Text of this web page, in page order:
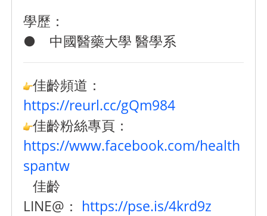
學歷：
● 中國醫藥大學 醫學系
佳齡頻道：
https://reurl.cc/gQm984
佳齡粉絲專頁：
https://www.facebook.com/health
spantw
佳齡
LINE@： https://pse.is/4krd9z